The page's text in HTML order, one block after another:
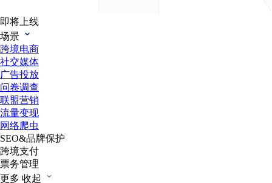
即将上线
场景
跨境电商
社交媒体
广告投放
问卷调查
联盟营销
流量变现
网络爬虫
SEO&品牌保护
跨境支付
票务管理
更多 收起